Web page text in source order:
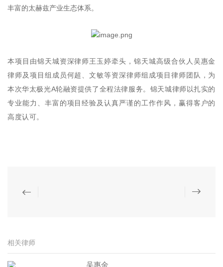
丰富的太赫兹产业生态体系。
本项目由锦天城资深律师王玉婷牵头，锦天城高级合伙人吴惠金
律师及项目组成员何超、文敏等资深律师组成项目律师团队，为
本次华太极光A轮融资提供了全程法律服务。锦天城律师以扎实的
专业能力、丰富的项目经验及认真严谨的工作作风，赢得客户的
高度认可。
相关律师
吴惠金